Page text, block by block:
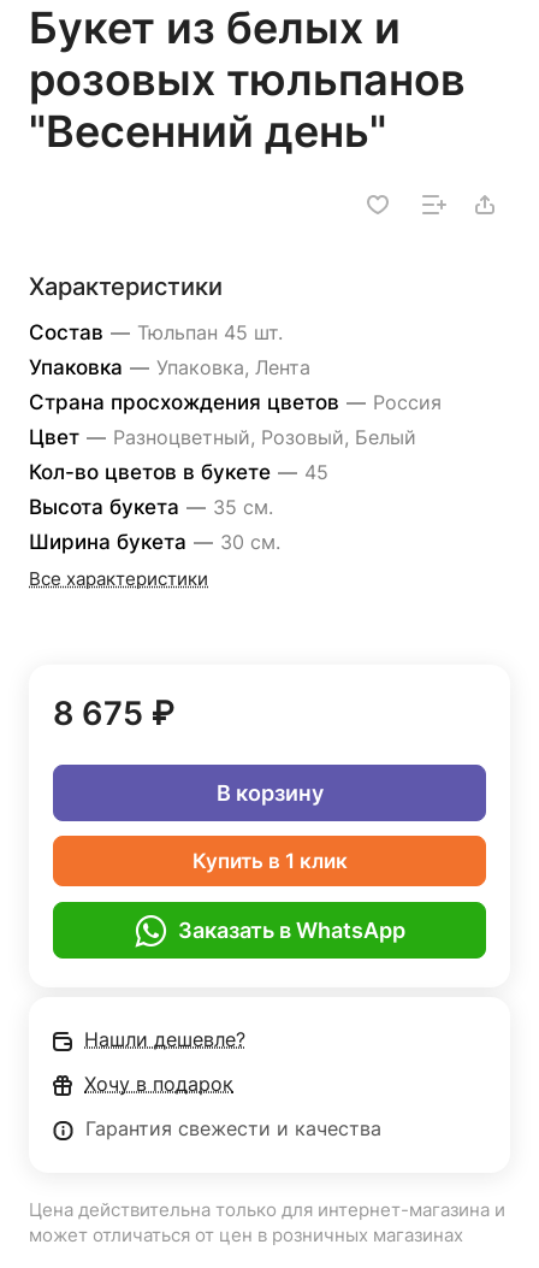
Букет из белых и
розовых тюльпанов
"Весенний день"
Характеристики
Состав — Тюльпан 45 шт.
Упаковка — Упаковка, Лента
Страна просхождения цветов — Россия
Цвет — Разноцветный, Розовый, Белый
Кол-во цветов в букете — 45
Высота букета — 35 см.
Ширина букета — 30 см.
Все характеристики
8 675 ₽
В корзину
Купить в 1 клик
Заказать в WhatsApp
Нашли дешевле?
Хочу в подарок
Гарантия свежести и качества
Цена действительна только для интернет-магазина и
может отличаться от цен в розничных магазинах